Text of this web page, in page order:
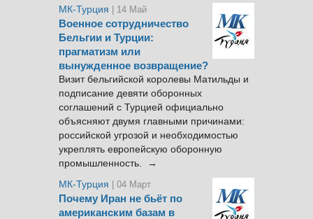
МК-Турция | 14 Май
Военное сотрудничество
Бельгии и Турции:
прагматизм или
вынужденное возвращение?
Визит бельгийской королевы Матильды и
подписание девяти оборонных
соглашений с Турцией официально
объясняют двумя главными причинами:
российской угрозой и необходимостью
укреплять европейскую оборонную
промышленность. →
МК-Турция
| 04 Март
Почему Иран не бьёт по
американским базам в